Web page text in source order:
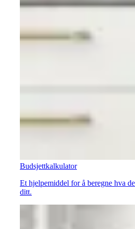
Budsjettkalkulator
Et hjelpemiddel for å beregne hva
ditt.